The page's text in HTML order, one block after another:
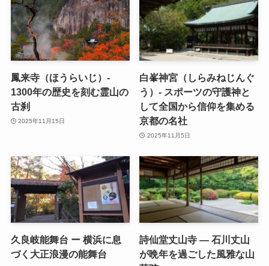
鳳来寺（ほうらいじ）-
1300年の歴史を刻む霊山の
古刹
2025年11月15日
白峯神宮（しらみねじんぐ
う）- スポーツの守護神と
して全国から信仰を集める
京都の名社
2025年11月5日
久良岐能舞台 ー 横浜に息
づく大正浪漫の能舞台
詩仙堂丈山寺 ― 石川丈山
が晩年を過ごした風雅な山